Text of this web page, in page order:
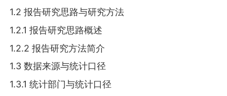
1.2 报告研究思路与研究方法
1.2.1 报告研究思路概述
1.2.2 报告研究方法简介
1.3 数据来源与统计口径
1.3.1 统计部门与统计口径